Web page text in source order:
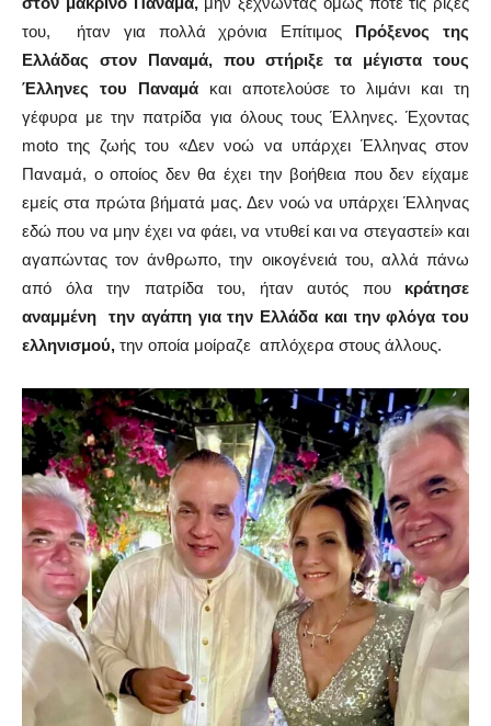
του,
ήταν για πολλά χρόνια Επίτιμος Πρόξενος της
Ελλάδας στον Παναμά,που στήριξε τα μέγιστα τους
Έλληνες του Παναμάκαι αποτελούσε το λιμάνι και τη
γέφυρα με την πατρίδα για όλους τους Έλληνες. Έχοντας
moto της ζωής του «Δεν νοώ να υπάρχει Έλληνας στον
Παναμά, ο οποίος δεν θα έχει την βοήθεια που δεν είχαμε
εμείς στα πρώτα βήματά μας. Δεν νοώ να υπάρχει Έλληνας
εδώ που να μην έχει να φάει, να ντυθεί και να στεγαστεί» και
αγαπώντας τον άνθρωπο, την οικογένειά του, αλλά πάνω
από όλα την πατρίδα του, ήταν αυτός που κράτησε
αναμμένη την αγάπη για την Ελλάδα και την φλόγα του
ελληνισμού, την οποία μοίραζε απλόχερα στους άλλους.